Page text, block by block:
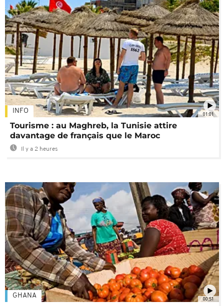
01:01
INFO
Tourisme : au Maghreb, la Tunisie attire
davantage de français que le Maroc
Il y a 2 heures
00:51
GHANA